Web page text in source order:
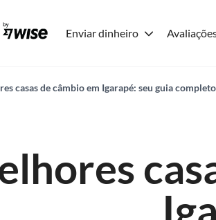
Enviar dinheiro
casas de câmbio em Igarapé: seu guia completo